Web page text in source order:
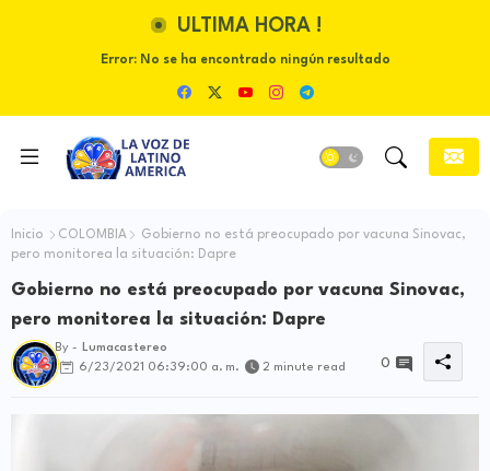
ULTIMA HORA !
Error:No se ha encontrado ningún resultado
Inicio COLOMBIA
Gobierno no está preocupado por vacuna Sinovac,
pero monitorea la situación: Dapre
Gobierno no está preocupado por vacuna Sinovac,
pero monitorea la situación: Dapre
By -
Lumacastereo
6/23/2021 06:39:00 a. m.
2 minute read 0